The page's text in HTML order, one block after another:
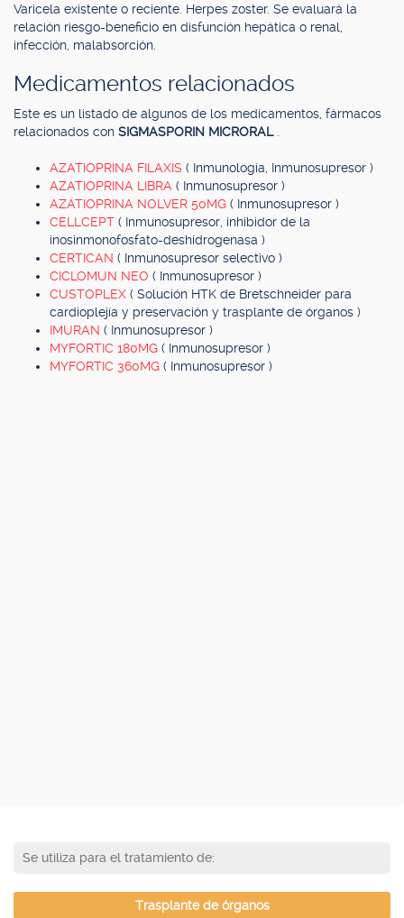
Varicela existente o reciente. Herpes zoster. Se evaluará la
relación riesgo-beneficio en disfunción hepática o renal,
infección, malabsorción.
Medicamentos relacionados
Este es un listado de algunos de los medicamentos, fármacos
relacionados con SIGMASPORIN MICRORAL
AZATIOPRINA FILAXIS ( Inmunología, Inmunosupresor )
AZATIOPRINA LIBRA ( Inmunosupresor )
AZATIOPRINA NOLVER 50MG ( Inmunosupresor )
CELLCEPT ( Inmunosupresor, inhibidor de la
inosinmonofosfato-deshidrogenasa )
CERTICAN ( Inmunosupresor selectivo )
CICLOMUN NEO ( Inmunosupresor )
CUSTOPLEX ( Solución HTK de Bretschneider para
cardioplejía y preservación y trasplante de órganos )
IMURAN ( Inmunosupresor )
MYFORTIC 180MG ( Inmunosupresor )
MYFORTIC 360MG ( Inmunosupresor )
Se utiliza para el tratamiento de:
Trasplante de órganos